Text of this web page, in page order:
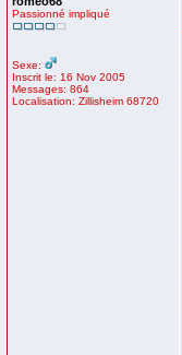
Passionné impliqué
Sexe:
Inscrit le: 16 Nov 2005
Messages: 864
Localisation: Zillisheim 68720